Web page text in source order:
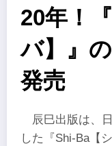
20年！
バ】』
発売
辰巳出版は、​
した『Shi-Ba【​​